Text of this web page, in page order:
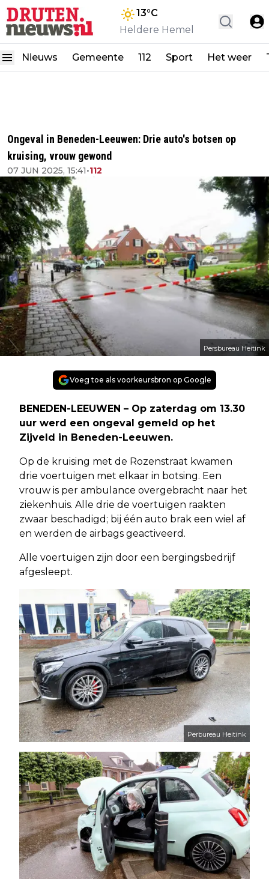
13°C
Heldere Hemel
Nieuws Gemeente 112 Sport Het weer
Ongeval in Beneden-Leeuwen: Drie auto's botsen op
kruising, vrouw gewond
07 JUN 2025, 15:41•112
Persbureau Heitink
Voeg toe als voorkeursbron op Google
BENEDEN-LEEUWEN – Op zaterdag om 13.30
uur werd een ongeval gemeld op het
Zijveld in Beneden-Leeuwen.
Op de kruising met de Rozenstraat kwamen
drie voertuigen met elkaar in botsing. Een
vrouw is per ambulance overgebracht naar het
ziekenhuis. Alle drie de voertuigen raakten
zwaar beschadigd; bij één auto brak een wiel af
en werden de airbags geactiveerd.
Alle voertuigen zijn door een bergingsbedrijf
afgesleept.
Perbureau Heitink